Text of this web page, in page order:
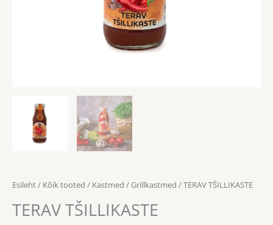
Esileht/ Kõik tooted / Kastmed / Grillkastmed / TERAV TŠILLIKASTE
TERAV TŠILLIKASTE